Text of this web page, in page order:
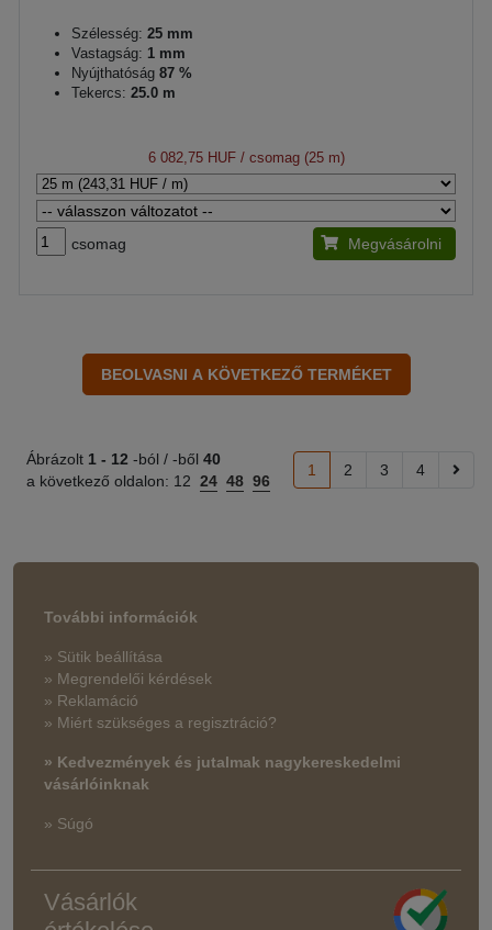
Szélesség: 25 mm
Vastagság: 1 mm
Nyújthatóság 87 %
Tekercs: 25.0 m
6 082,75 HUF/ csomag (25 m)
csomag Megvásárolni
Ábrázolt 1 - 12 -ból / -ből 40
a következő oldalon: 12 24 48 96
1 2 3 4
További információk
» Sütik beállítása
» Megrendelői kérdések
» Reklamáció
» Miért szükséges a regisztráció?
» Kedvezmények és jutalmak nagykereskedelmi
vásárlóinknak
» Súgó
Vásárlók